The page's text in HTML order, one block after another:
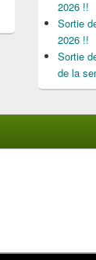
2026 !!
Sortie
2026 !!
Sortie
de la